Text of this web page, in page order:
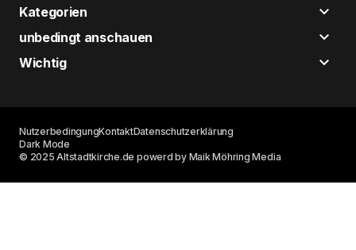
Kategorien
unbedingt anschauen
Wichtig
© 2025 Altstadtkirche.de powerd by Maik Möhring Media
NutzerbedingungKontaktDatenschutzerklärung
Dark Mode